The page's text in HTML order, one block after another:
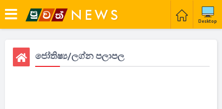
Desktop
ජෝතිෂ්‍ය/ලග්න පලාපල